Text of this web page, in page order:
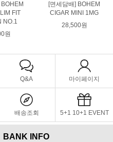
FIT
NO.1
원
[면세담배] BOHEM
CIGAR MINI 1MG
28,500원
Q&A 마이페이지
배송조회 5+1 10+1 EVENT
BANK INFO